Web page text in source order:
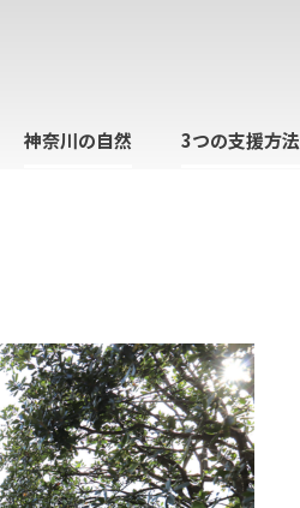
神奈川の自然 3つの支援方法